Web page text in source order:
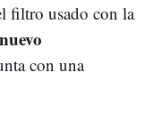
filtro usado con la
con una